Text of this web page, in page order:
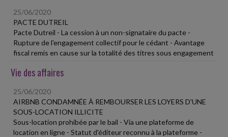
25/06/2020
PACTE DUTREIL
Pacte Dutreil - La cession à un non-signataire du pacte -
Rupture de l'engagement collectif pour le cédant - Avantage
fiscal remis en cause sur la totalité des titres sous engagement
Vie des affaires
25/06/2020
AIRBNB CONDAMNÉE À REMBOURSER LES LOYERS D'UNE
SOUS-LOCATION ILLICITE
Sous-location prohibée par le bail - Via une plateforme de
location en ligne - Statut d'éditeur reconnu à la plateforme -